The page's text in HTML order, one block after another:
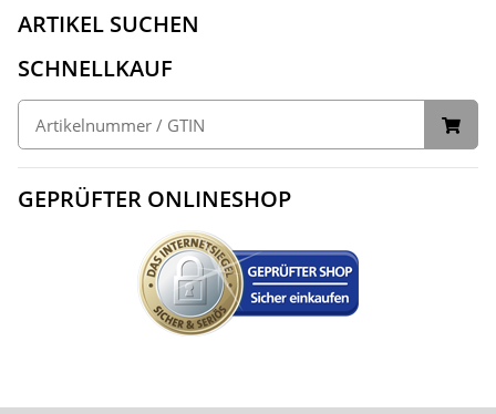
ARTIKEL SUCHEN
SCHNELLKAUF
GEPRÜFTER ONLINESHOP